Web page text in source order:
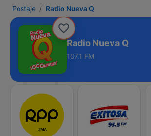
Postaje Radio Nueva Q
Radio Nueva Q
107.1 FM